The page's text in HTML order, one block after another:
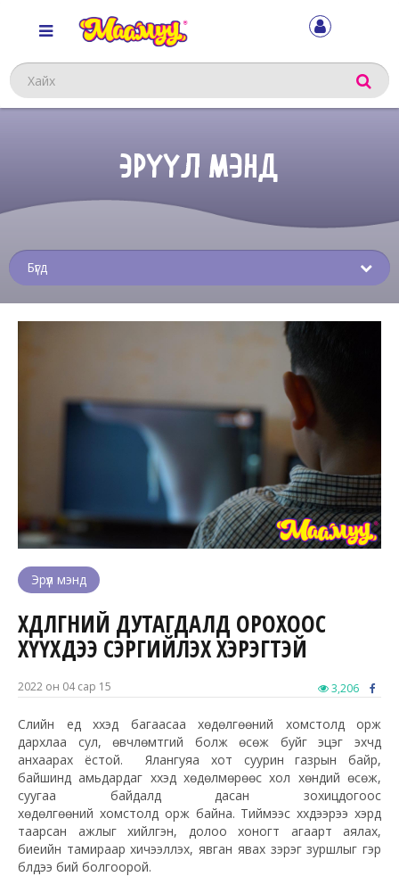
Хайх
ЭРҮҮЛ МЭНД
Эрүүл мэнд
ХӨДӨЛГӨӨНИЙ ДУТАГДАЛД ОРОХООС
ХҮҮХДЭЭ СЭРГИЙЛЭХ ХЭРЭГТЭЙ
2022 он 04 сар 15 3,206
Сүүлийн үед хүүхэд багаасаа хөдөлгөөний хомстолд орж
дархлаа сул,өвчлөмтгий болж өсөж буйг эцэг эхчүүд
анхаарах ёстой. Ялангуяа хот суурин газрын байр,
байшинд амьдардаг хүүхэд хөдөлмөрөөс хол хөндий өсөж,
суугаа байдалд дасан зохицдогоос
хөдөлгөөний хомстолд орж байна. Тиймээс хүүхдээрээ хэрд
таарсан ажлыг хийлгэн, долоо хоногт агаарт аялах,
биеийн тамираар хичээллэх, явган явах зэрэг зуршлыг гэр
бүлдээ бий болгоорой.